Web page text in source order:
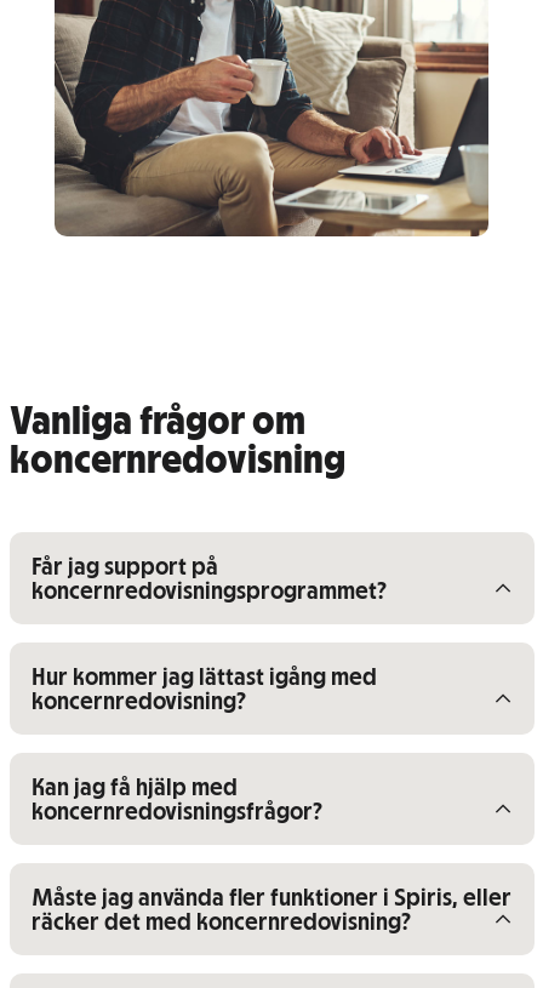
Vanliga frågor om
koncernredovisning
Visa/dölj innehåll för
Får jag support på
koncernredovisningsprogrammet?
Visa/dölj innehåll för
Hur kommer jag lättast igång med
koncernredovisning?
Visa/dölj innehåll för
Kan jag få hjälp med
koncernredovisningsfrågor?
Visa/dölj innehåll för
Måste jag använda fler funktioner i Spiris, eller
räcker det med koncernredovisning?